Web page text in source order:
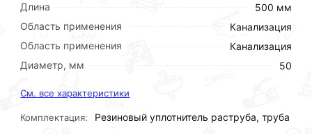
Длина
500 мм
Область применения
Канализация
Область применения
Канализация
Диаметр, мм
50
См. все характеристики
Комплектация: Резиновый уплотнитель раструба, труба